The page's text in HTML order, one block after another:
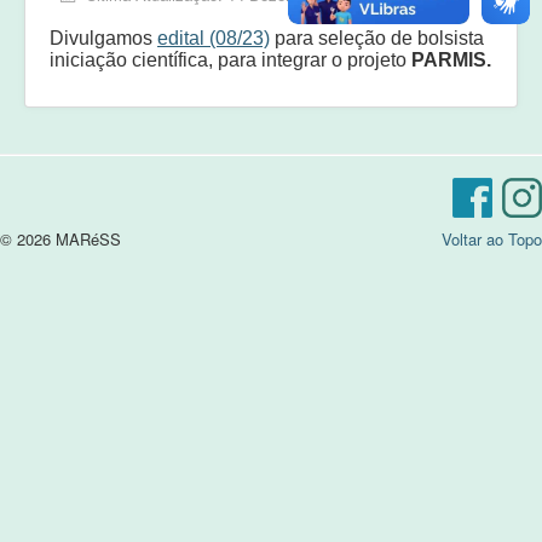
Laudos e pareceres
Divulgamos edital (08/23) para seleção de bolsista
iniciação científica, para integrar o projeto PARMIS.
Voltar ao Topo
© 2026 MARéSS